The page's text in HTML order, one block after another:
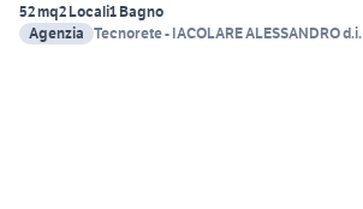
52 mq2 Locali1 Bagno
Agenzia Tecnorete - IACOLARE ALESSANDRO d.i.